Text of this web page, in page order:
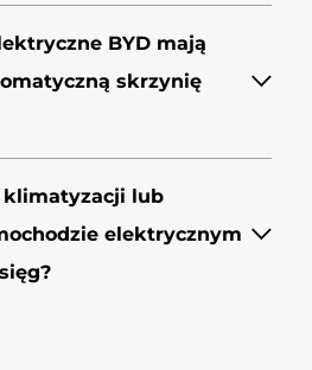
BYD mają
skrzynię
klimatyzacji lub
elektrycznym